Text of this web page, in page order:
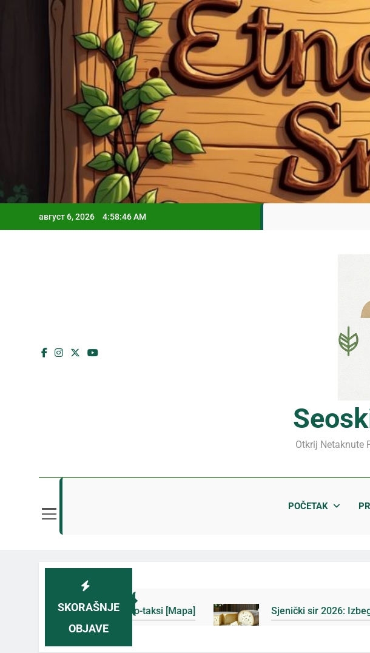
август 6, 2026 4:58:48 AM
Otkrij Netaknute
POČETAK
SKORAŠNJE
OBJAVE
eko-taksi [Mapa] Sjenički sir 2026: Izbegnite mešavine i